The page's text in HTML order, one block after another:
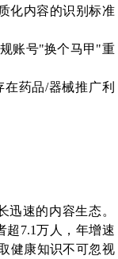
化内容的识别标准
账号"换个马甲"重
药品/器械推广利
迅速的内容生态。
超7.1万人，年增速
健康知识不可忽视